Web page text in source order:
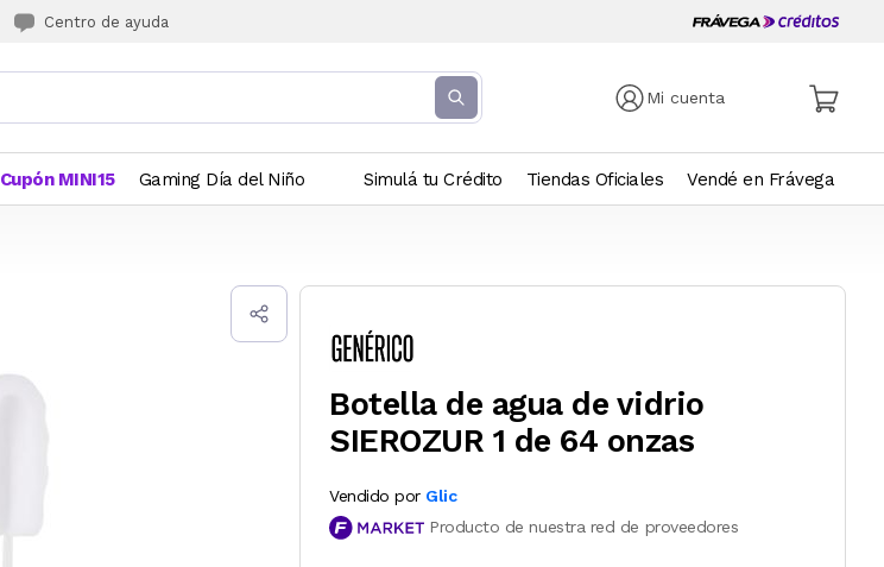
Centro de ayuda
Mi cuenta
Cupón MINI15 Gaming Día del Niño Simulá tu Crédito Tiendas Oficiales Vendé en Frávega
Botella de agua de vidrio
SIEROZUR 1 de 64 onzas
Vendido por Glic
Producto de nuestra red de proveedores